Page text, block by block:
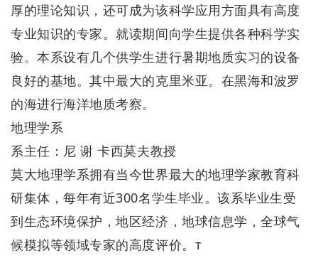
厚的理论知识，还可成为该科学应用方面具有高度
专业知识的专家。就读期间向学生提供各种科学实
验。本系设有几个供学生进行暑期地质实习的设备
良好的基地。其中最大的克里米亚。在黑海和波罗
的海进行海洋地质考察。
地理学系
系主任：尼 谢 卡西莫夫教授
莫大地理学系拥有当今世界最大的地理学家教育科
研集体，每年有近300名学生毕业。该系毕业生受
到生态环境保护，地区经济，地球信息学，全球气
候模拟等领域专家的高度评价。т